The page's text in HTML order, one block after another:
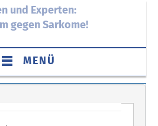
und Experten:
gegen Sarkome!
MENÜ